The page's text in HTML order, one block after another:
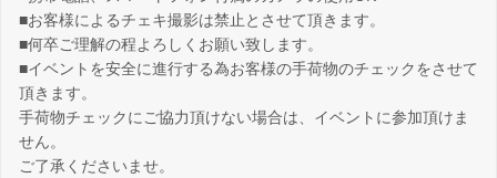
■お客様によるチェキ撮影は禁止とさせて頂きます。
■何卒ご理解の程よろしくお願い致します。
■イベントを安全に進行する為お客様の手荷物のチェックをさせて
頂きます。
手荷物チェックにご協力頂けない場合は、イベントに参加頂けま
せん。
ご了承くださいませ。